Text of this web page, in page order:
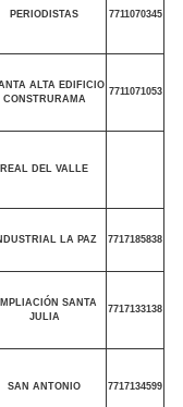
PERIODISTAS 7711070345
ALTA EDIFICIO
CONSTRURAMA
7711071053
REAL DEL VALLE
LA PAZ 7717185838
SANTA
JULIA
7717133138
SAN ANTONIO 7717134599